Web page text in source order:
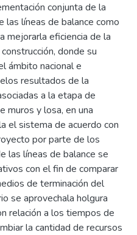
conjunta de la
las líneas de balance como
mejorarla eficiencia de la
donde su
ámbito nacional e
resultados de la
a la etapa de
muros y losa, en una
el sistema de acuerdo con
por parte de los
las líneas de balance se
con el fin de comparar
de terminación del
se aprovechala holgura
relación a los tiempos de
la cantidad de recursos